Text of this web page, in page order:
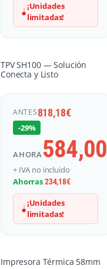
¡Unidades
limitadas!
TPV SH100 — Solución
Conecta y Listo
ANTES818,18€
-29%
AHORA584,00
+ IVA no incluido
Ahorras234,18€
¡Unidades
limitadas!
Impresora Térmica 58mm